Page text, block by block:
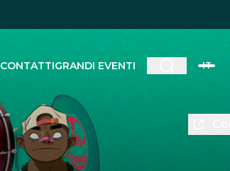
CONTATTIGRANDI EVENTI IT